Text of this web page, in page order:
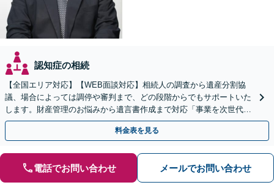
認知症の相続
【全国エリア対応】【WEB面談対応】相続人の調査から遺産分割協
議、場合によっては調停や審判まで、どの段階からでもサポートいた
します。財産管理のお悩みから遺言書作成まで対応「事業を次世代に
引き継ぐ安心の事業承継をサポート」【完全個室相談】
料金表を見る
電話でお問い合わせ メールでお問い合わせ